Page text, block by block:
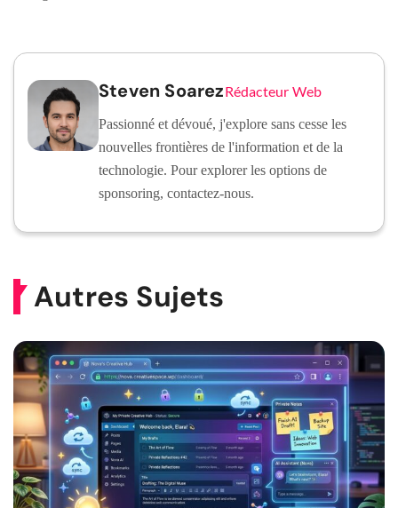
Steven SoarezRédacteur Web
Passionné et dévoué, j'explore sans cesse les
nouvelles frontières de l'information et de la
technologie. Pour explorer les options de
sponsoring, contactez-nous.
Autres Sujets